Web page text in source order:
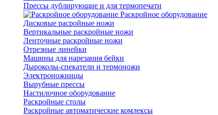
Прессы дублирующие и для термопечати
Раскройное оборудование
Дисковые расройные ножи
Вертикальные раскройные ножи
Ленточные раскройные ножи
Отрезные линейки
Машины для нарезания бейки
Дыроколы-спекатели и термоножи
Электроножницы
Вырубные прессы
Настилочное оборудование
Раскройные столы
Раскройные автоматические комлексы